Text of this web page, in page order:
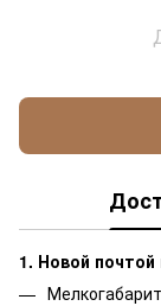
1. Новой почтой